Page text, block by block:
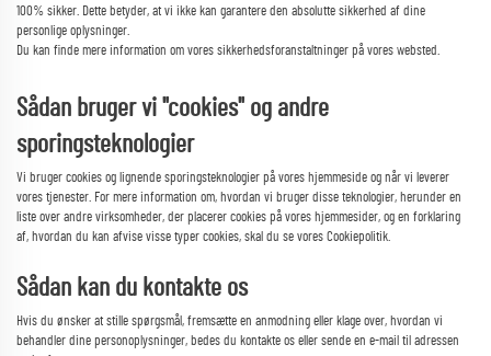
100% sikker. Dette betyder, at vi ikke kan garantere den absolutte sikkerhed af dine
personlige oplysninger.
Du kan finde mere information om vores sikkerhedsforanstaltninger på vores websted.
Sådan bruger vi "cookies" og andre
sporingsteknologier
Vi bruger cookies og lignende sporingsteknologier på vores hjemmeside og når vi leverer
vores tjenester. For mere information om, hvordan vi bruger disse teknologier, herunder en
liste over andre virksomheder, der placerer cookies på vores hjemmesider, og en forklaring
af, hvordan du kan afvise visse typer cookies, skal du se vores Cookiepolitik.
Sådan kan du kontakte os
Hvis du ønsker at stille spørgsmål, fremsætte en anmodning eller klage over, hvordan vi
behandler dine personoplysninger, bedes du kontakte os eller sende en e-mail til adressen